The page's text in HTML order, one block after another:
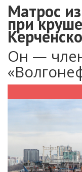
Матрос
при
Он —